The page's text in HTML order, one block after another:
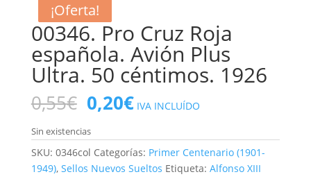
¡Oferta!
00346. Pro Cruz Roja
española. Avión Plus
Ultra. 50 céntimos. 1926
0,55€ El
precio
original
era:
0,55€.
0,20€El
precio
actual
es:
0,20€.
IVA INCLUÍDO
Sin existencias
SKU: 0346col Categorías: Primer Centenario (1901-
1949), Sellos Nuevos Sueltos Etiqueta: Alfonso XIII
¡Oferta!
¡Oferta!